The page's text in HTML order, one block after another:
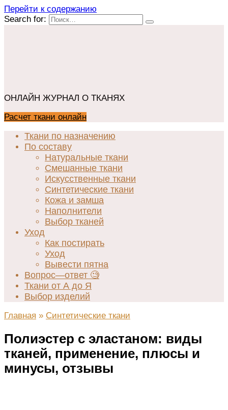
Перейти к содержанию
Search for:
ОНЛАЙН ЖУРНАЛ О ТКАНЯХ
Расчет ткани онлайн
Ткани по назначению
По составу
Натуральные ткани
Смешанные ткани
Искусственные ткани
Синтетические ткани
Кожа и замша
Наполнители
Выбор тканей
Уход
Как постирать
Уход
Вывести пятна
Вопрос—ответ 🧐
Ткани от А до Я
Выбор изделий
Главная » Синтетические ткани
Полиэстер с эластаном: виды
тканей, применение, плюсы и
минусы, отзывы